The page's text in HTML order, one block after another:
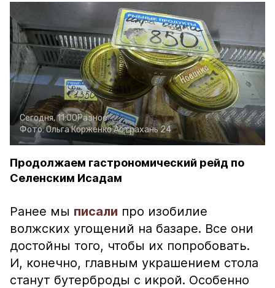
Сегодня, 11:00Разное
Фото:Ольга КорженкоАстрахань 24
Продолжаем гастрономический рейд по
Селенским Исадам
Ранее мы писали про изобилие
волжских угощений на базаре. Все они
достойны того, чтобы их попробовать.
И, конечно, главным украшением стола
станут бутерброды с икрой. Особенно